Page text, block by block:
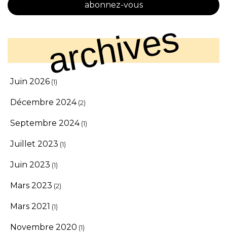
abonnez-vous
archives
Juin 2026 (1)
Décembre 2024(2)
Septembre 2024(1)
Juillet 2023 (1)
Juin 2023 (1)
Mars 2023 (2)
Mars 2021 (1)
Novembre 2020 (1)